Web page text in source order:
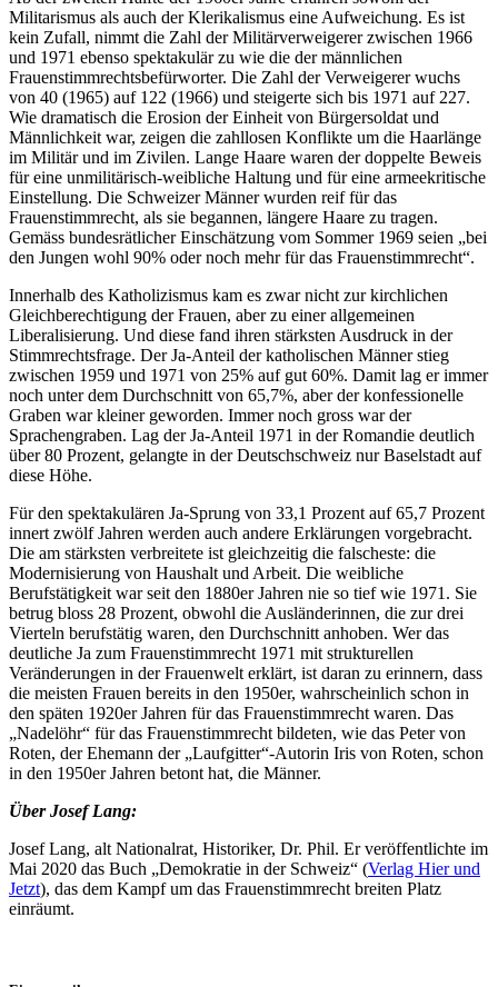
Militarismus als auch der Klerikalismus eine Aufweichung. Es ist
kein Zufall, nimmt die Zahl der Militärverweigerer zwischen 1966
und 1971 ebenso spektakulär zu wie die der männlichen
Frauenstimmrechtsbefürworter. Die Zahl der Verweigerer wuchs
von 40 (1965) auf 122 (1966) und steigerte sich bis 1971 auf 227.
Wie dramatisch die Erosion der Einheit von Bürgersoldat und
Männlichkeit war, zeigen die zahllosen Konflikte um die Haarlänge
im Militär und im Zivilen. Lange Haare waren der doppelte Beweis
für eine unmilitärisch-weibliche Haltung und für eine armeekritische
Einstellung. Die Schweizer Männer wurden reif für das
Frauenstimmrecht, als sie begannen, längere Haare zu tragen.
Gemäss bundesrätlicher Einschätzung vom Sommer 1969 seien „bei
den Jungen wohl 90% oder noch mehr für das Frauenstimmrecht“.
Innerhalb des Katholizismus kam es zwar nicht zur kirchlichen
Gleichberechtigung der Frauen, aber zu einer allgemeinen
Liberalisierung. Und diese fand ihren stärksten Ausdruck in der
Stimmrechtsfrage. Der Ja-Anteil der katholischen Männer stieg
zwischen 1959 und 1971 von 25% auf gut 60%. Damit lag er immer
noch unter dem Durchschnitt von 65,7%, aber der konfessionelle
Graben war kleiner geworden. Immer noch gross war der
Sprachengraben. Lag der Ja-Anteil 1971 in der Romandie deutlich
über 80 Prozent, gelangte in der Deutschschweiz nur Baselstadt auf
diese Höhe.
Für den spektakulären Ja-Sprung von 33,1 Prozent auf 65,7 Prozent
innert zwölf Jahren werden auch andere Erklärungen vorgebracht.
Die am stärksten verbreitete ist gleichzeitig die falscheste: die
Modernisierung von Haushalt und Arbeit. Die weibliche
Berufstätigkeit war seit den 1880er Jahren nie so tief wie 1971. Sie
betrug bloss 28 Prozent, obwohl die Ausländerinnen, die zur drei
Vierteln berufstätig waren, den Durchschnitt anhoben. Wer das
deutliche Ja zum Frauenstimmrecht 1971 mit strukturellen
Veränderungen in der Frauenwelt erklärt, ist daran zu erinnern, dass
die meisten Frauen bereits in den 1950er, wahrscheinlich schon in
den späten 1920er Jahren für das Frauenstimmrecht waren. Das
„Nadelöhr“ für das Frauenstimmrecht bildeten, wie das Peter von
Roten, der Ehemann der „Laufgitter“-Autorin Iris von Roten, schon
in den 1950er Jahren betont hat, die Männer.
Über Josef Lang:
Josef Lang, alt Nationalrat, Historiker, Dr. Phil. Er veröffentlichte im
Mai 2020 das Buch „Demokratie in der Schweiz“ (Verlag Hier und
Jetzt), das dem Kampf um das Frauenstimmrecht breiten Platz
einräumt.